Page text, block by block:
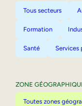
Tous secteurs
Formation
Santé Services
ZONE
Toutes zones